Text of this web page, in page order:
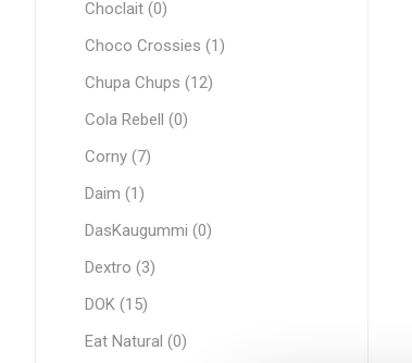
Choclait (0)
Choco Crossies (1)
Chupa Chups (12)
Cola Rebell (0)
Corny (7)
Daim (1)
DasKaugummi (0)
Dextro (3)
DOK (15)
Eat Natural (0)